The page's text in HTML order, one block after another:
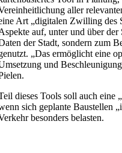
aller
Art „digitalen Zwilling des
auf, unter und über
der Stadt, sondern zum
„Das ermöglicht eine
und
dieses Tools soll auch
sich geplante Baustellen
besonders belasten.